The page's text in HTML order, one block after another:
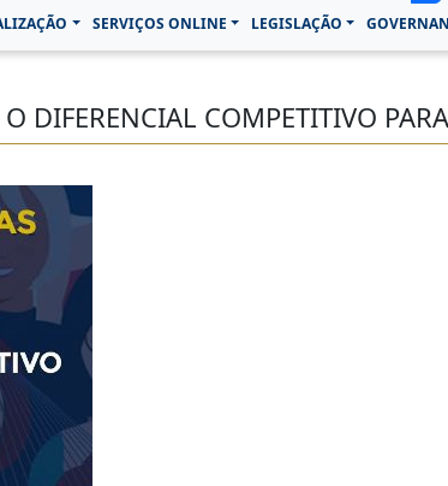
SERVIÇOS ONLINE LEGISLAÇÃO
COMPETITIVO